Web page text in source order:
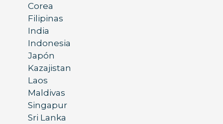
Corea
Filipinas
India
Indonesia
Japón
Kazajistan
Laos
Maldivas
Singapur
Sri Lanka